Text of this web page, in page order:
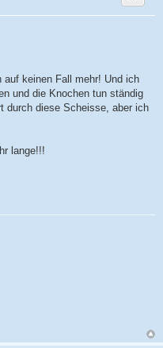
keinen Fall mehr! Und ich
und die Knochen tun ständig
durch diese Scheisse, aber ich
lange!!!